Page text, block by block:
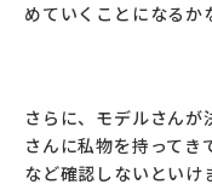
めていくことになるか
さらに、モデルさん
さんに私物を持ってき
など確認しないといけ